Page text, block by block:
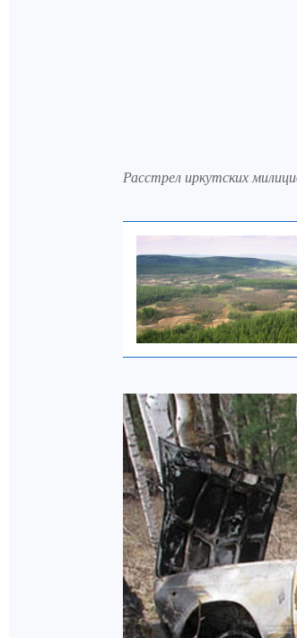
Расстрел иркутских